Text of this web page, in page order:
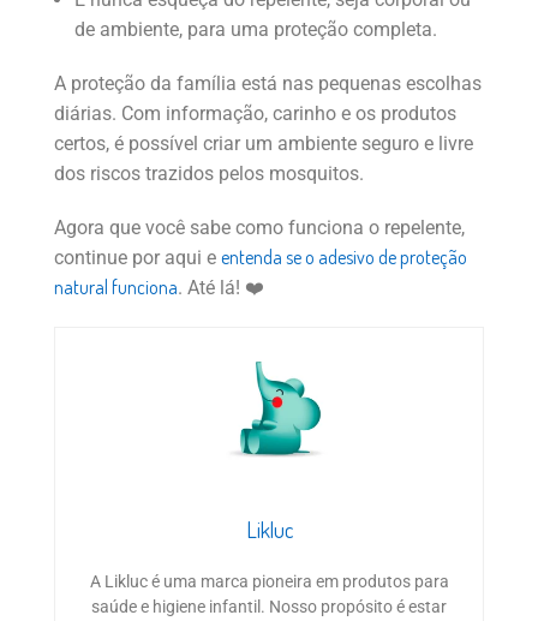
de ambiente, para uma proteção completa.
A proteção da família está nas pequenas escolhas
diárias. Com informação, carinho e os produtos
certos, é possível criar um ambiente seguro e livre
dos riscos trazidos pelos mosquitos.
Agora que você sabe como funciona o repelente,
continue por aqui e entenda se o adesivo de proteção
natural funciona. Até lá! ❤️
Likluc
A Likluc é uma marca pioneira em produtos para
saúde e higiene infantil. Nosso propósito é estar